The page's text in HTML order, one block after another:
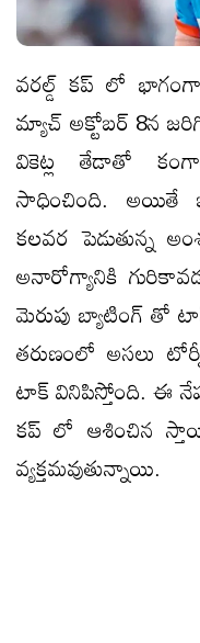
వరల్డ్ కప్ లో
మ్యాచ్ అక్టోబర్ 8న
వికెట్ల తేడాతో
సాధించింది. అయితే
కలవర పెడుతున్న
అనారోగ్యానికి
మెరుపు బ్యాటింగ్ తో
తరుణంలో అసలు
టాక్ వినిపిస్తోంది. ఈ
కప్ లో ఆశించిన
వ్యక్తమవుతున్నాయి.